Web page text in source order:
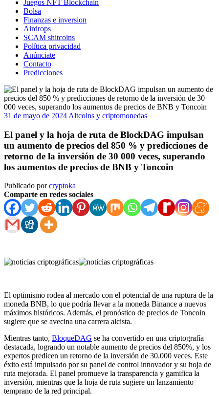
Juegos NFT Blockchain
Bolsa
Finanzas e inversion
Airdrops
SCAM shitcoins
Política privacidad
Anúnciate
Contacto
Predicciones
31 de mayo de 2024 Altcoins y criptomonedas
El panel y la hoja de ruta de BlockDAG impulsan
un aumento de precios del 850 % y predicciones de
retorno de la inversión de 30 000 veces, superando
los aumentos de precios de BNB y Toncoin
Publicado porcryptoka
Comparte en redes sociales
El optimismo rodea al mercado con el potencial de una ruptura de la
moneda BNB, lo que podría llevar a la moneda Binance a nuevos
máximos históricos. Además, el pronóstico de precios de Toncoin
sugiere que se avecina una carrera alcista.
Mientras tanto, BloqueDAG se ha convertido en una criptografía
destacada, logrando un notable aumento de precios del 850%, y los
expertos predicen un retorno de la inversión de 30.000 veces. Este
éxito está impulsado por su panel de control innovador y su hoja de
ruta mejorada. El panel promueve la transparencia y gamifica la
inversión, mientras que la hoja de ruta sugiere un lanzamiento
temprano de la red principal.